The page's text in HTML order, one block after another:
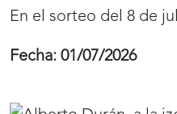
En el sorteo del 8 de
Fecha: 01/07/2026